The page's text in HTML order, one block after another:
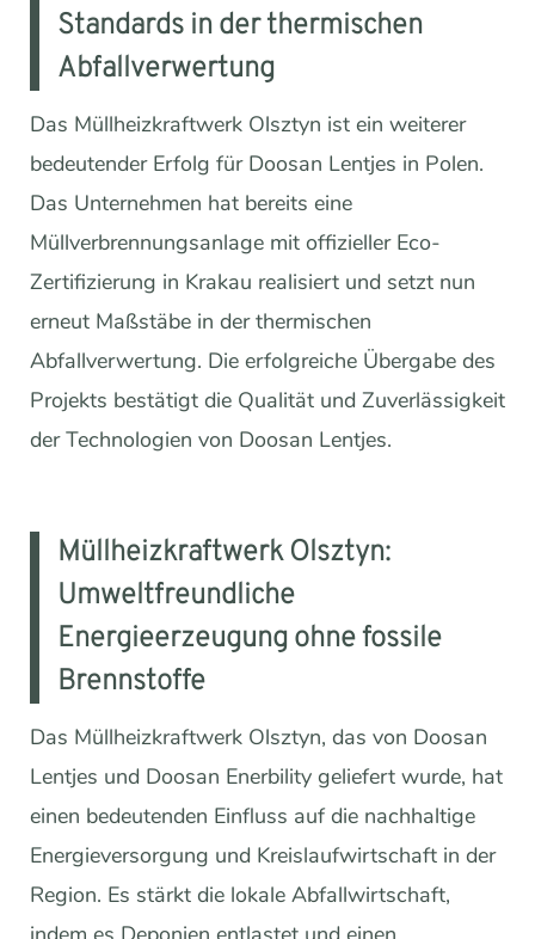
Standards in der thermischen
Abfallverwertung
Das Müllheizkraftwerk Olsztyn ist ein weiterer
bedeutender Erfolg für Doosan Lentjes in Polen.
Das Unternehmen hat bereits eine
Müllverbrennungsanlage mit offizieller Eco-
Zertifizierung in Krakau realisiert und setzt nun
erneut Maßstäbe in der thermischen
Abfallverwertung. Die erfolgreiche Übergabe des
Projekts bestätigt die Qualität und Zuverlässigkeit
der Technologien von Doosan Lentjes.
Müllheizkraftwerk Olsztyn:
Umweltfreundliche
Energieerzeugung ohne fossile
Brennstoffe
Das Müllheizkraftwerk Olsztyn, das von Doosan
Lentjes und Doosan Enerbility geliefert wurde, hat
einen bedeutenden Einfluss auf die nachhaltige
Energieversorgung und Kreislaufwirtschaft in der
Region. Es stärkt die lokale Abfallwirtschaft,